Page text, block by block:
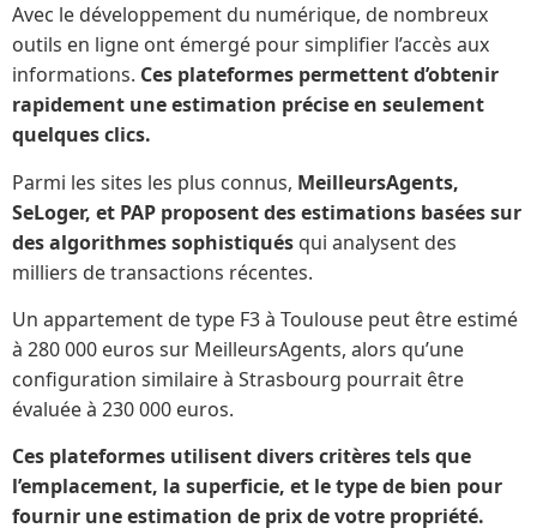
Avec le développement du numérique, de nombreux
outils en ligne ont émergé pour simplifier l’accès aux
informations. Ces plateformes permettent d’obtenir
rapidement une estimation précise en seulement
quelques clics.
Parmi les sites les plus connus, MeilleursAgents,
SeLoger, et PAP proposent des estimations basées sur
des algorithmes sophistiqués qui analysent des
milliers de transactions récentes.
Un appartement de type F3 à Toulouse peut être estimé
à 280 000 euros sur MeilleursAgents, alors qu’une
configuration similaire à Strasbourg pourrait être
évaluée à 230 000 euros.
Ces plateformes utilisent divers critères tels que
l’emplacement, la superficie, et le type de bien pour
fournir une estimation de prix de votre propriété.